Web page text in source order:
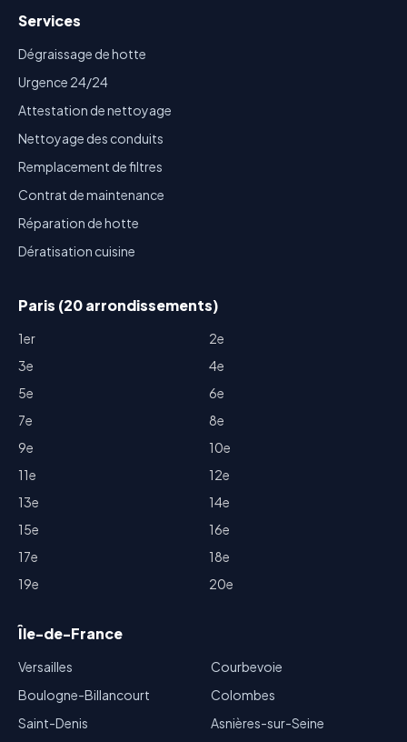
Services
Dégraissage de hotte
Urgence 24/24
Attestation de nettoyage
Nettoyage des conduits
Remplacement de filtres
Contrat de maintenance
Réparation de hotte
Dératisation cuisine
Paris (20 arrondissements)
1er
2e
3e
4e
5e
6e
7e
8e
9e
10e
11e
12e
13e
14e
15e
16e
17e
18e
19e
20e
Île-de-France
Versailles
Boulogne-Billancourt
Saint-Denis
Courbevoie
Colombes
Asnières-sur-Seine